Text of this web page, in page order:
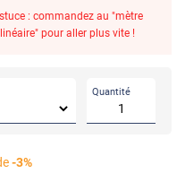
: commandez au "mètre
linéaire" pour aller plus vite !
Quantité
-3%